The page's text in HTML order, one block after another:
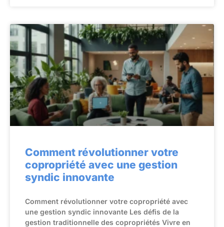
Comment révolutionner votre
copropriété avec une gestion
syndic innovante
Comment révolutionner votre copropriété avec
une gestion syndic innovante Les défis de la
gestion traditionnelle des copropriétés Vivre en